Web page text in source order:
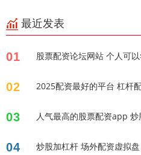
最近发表
01 股票配资论坛网站 个人可
02 2025配资最好的平台 杠杆
03 人气最高的股票配资app 炒
04 炒股加杠杆 场外配资虚拟